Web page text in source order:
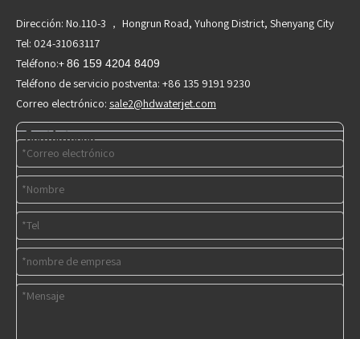
Dirección: No.110-3 ， Hongrun Road, Yuhong District, Shenyang City
Tel: 024-31063117
Teléfono:+86 159 4204 8409
Teléfono de servicio postventa: +86 135 9191 9230
Correo electrónico: sale2@hdwaterjet.com
Contáctenos